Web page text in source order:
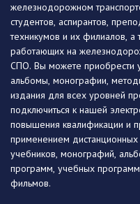
железнодорожном
студентов, аспирантов,
техникумов и их филиалов, а
работающих на
СПО. Вы можете приобрести
альбомы, монографии,
издания для всех уровней
подключиться к нашей
повышения квалификации и
применением дистанционных
учебников, монографий,
программ, учебных
фильмов.